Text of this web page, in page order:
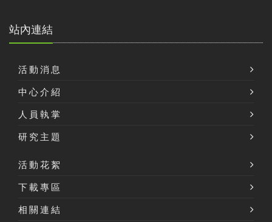
站內連結
活動消息
中心介紹
人員執掌
研究主題
活動花絮
下載專區
相關連結